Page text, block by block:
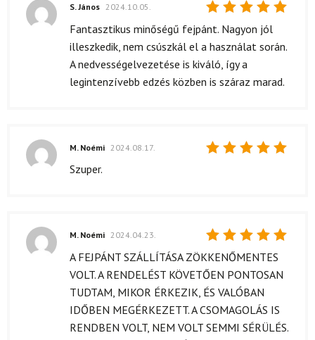
Értékelés:
/ 5
S. János 2024.10.05.
Fantasztikus minőségű fejpánt. Nagyon jól
illeszkedik, nem csúszkál el a használat során.
A nedvességelvezetése is kiváló, így a
legintenzívebb edzés közben is száraz marad.
M. Noémi 2024.08.17.
Szuper.
Értékelés:
5
/ 5
M. Noémi 2024.04.23.
A FEJPÁNT SZÁLLÍTÁSA ZÖKKENŐMENTES
VOLT. A RENDELÉST KÖVETŐEN PONTOSAN
TUDTAM, MIKOR ÉRKEZIK, ÉS VALÓBAN
IDŐBEN MEGÉRKEZETT. A CSOMAGOLÁS IS
RENDBEN VOLT, NEM VOLT SEMMI SÉRÜLÉS.